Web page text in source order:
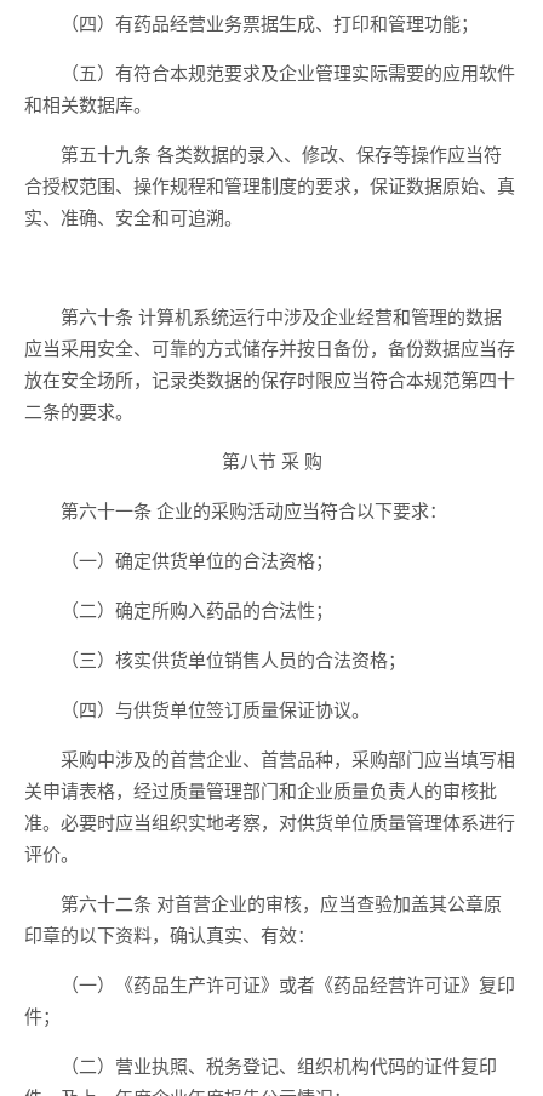
（四）有药品经营业务票据生成、打印和管理功能；
（五）有符合本规范要求及企业管理实际需要的应用软件
和相关数据库。
第五十九条 各类数据的录入、修改、保存等操作应当符
合授权范围、操作规程和管理制度的要求，保证数据原始、真
实、准确、安全和可追溯。
第六十条 计算机系统运行中涉及企业经营和管理的数据
应当采用安全、可靠的方式储存并按日备份，备份数据应当存
放在安全场所，记录类数据的保存时限应当符合本规范第四十
二条的要求。
第八节 采 购
第六十一条 企业的采购活动应当符合以下要求：
（一）确定供货单位的合法资格；
（二）确定所购入药品的合法性；
（三）核实供货单位销售人员的合法资格；
（四）与供货单位签订质量保证协议。
采购中涉及的首营企业、首营品种，采购部门应当填写相
关申请表格，经过质量管理部门和企业质量负责人的审核批
准。必要时应当组织实地考察，对供货单位质量管理体系进行
评价。
第六十二条 对首营企业的审核，应当查验加盖其公章原
印章的以下资料，确认真实、有效：
（一）《药品生产许可证》或者《药品经营许可证》复印
件；
（二）营业执照、税务登记、组织机构代码的证件复印